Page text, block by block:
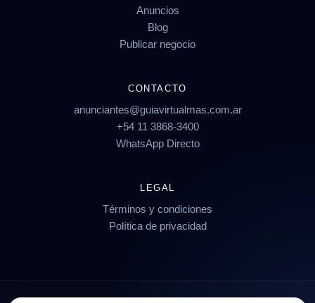
Anuncios
Blog
Publicar negocio
CONTACTO
anunciantes@guiavirtualmas.com.ar
+54 11 3868-3400
WhatsApp Directo
LEGAL
Términos y condiciones
Política de privacidad